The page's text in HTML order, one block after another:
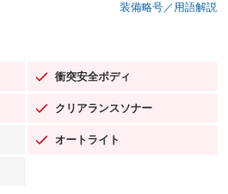
装備略号／用語解説
衝突安全ボディ
：装備あり
クリアランスソナー
：装備あり
オートライト
：装備あり